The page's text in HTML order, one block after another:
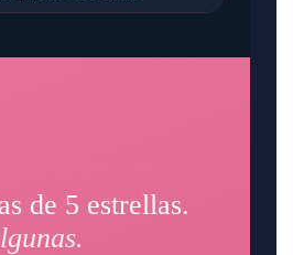
de 5 estrellas.